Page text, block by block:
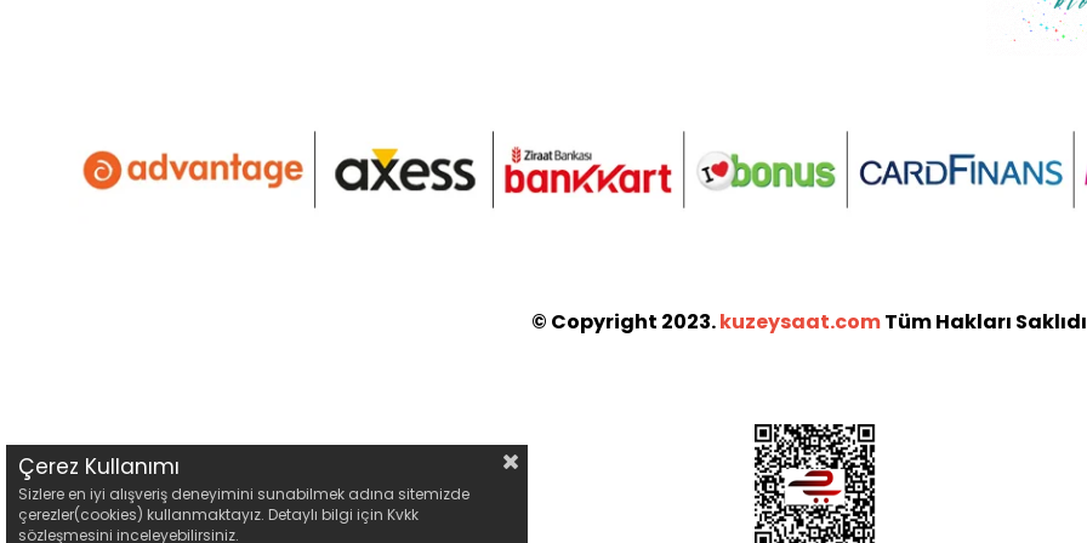
© Copyright 2023.kuzeysaat.comTüm Hakları
Çerez Kullanımı
Sizlere en iyi alışveriş deneyimini sunabilmek adına sitemizde
çerezler(cookies) kullanmaktayız. Detaylı bilgi için Kvkk
sözleşmesini inceleyebilirsiniz.